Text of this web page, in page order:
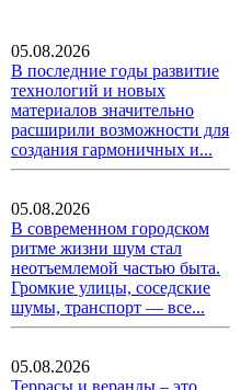
05.08.2026
В последние годы развитие
технологий и новых
материалов значительно
расширили возможности для
создания гармоничных и...
05.08.2026
В современном городском
ритме жизни шум стал
неотъемлемой частью быта.
Громкие улицы, соседские
шумы, транспорт — все...
05.08.2026
Террасы и веранды – это